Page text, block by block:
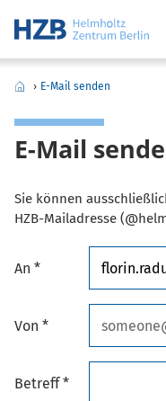
› E-Mail senden
E-Mail
Sie können
HZB-Mailadresse
An *
Von *
Betreff *